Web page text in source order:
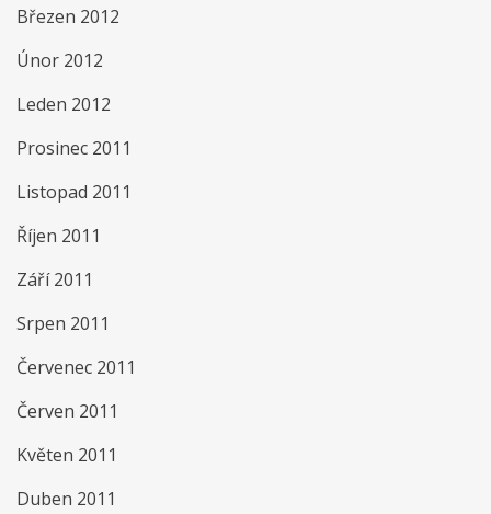
Březen 2012
Únor 2012
Leden 2012
Prosinec 2011
Listopad 2011
Říjen 2011
Září 2011
Srpen 2011
Červenec 2011
Červen 2011
Květen 2011
Duben 2011